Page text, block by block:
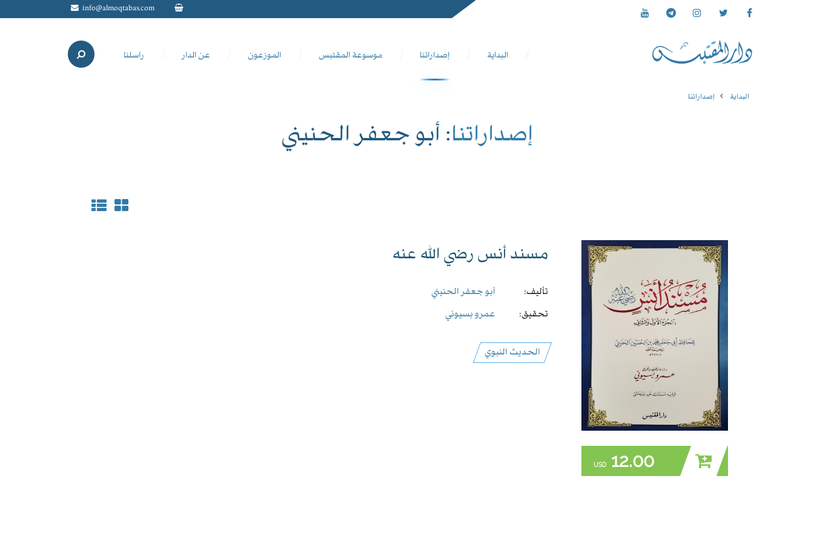
info@almoqtabas.com
البداية إصداراتنا موسوعة المقتبس الموزعون عن الدار راسلنا
البداية إصداراتنا
إصداراتنا: أبو جعفر الحنيني
12.00
USD
مسند أنس رضي الله عنه
تأليف:
أبو جعفر الحنيني
تحقيق:
عمرو بسيوني
الحديث النبوي